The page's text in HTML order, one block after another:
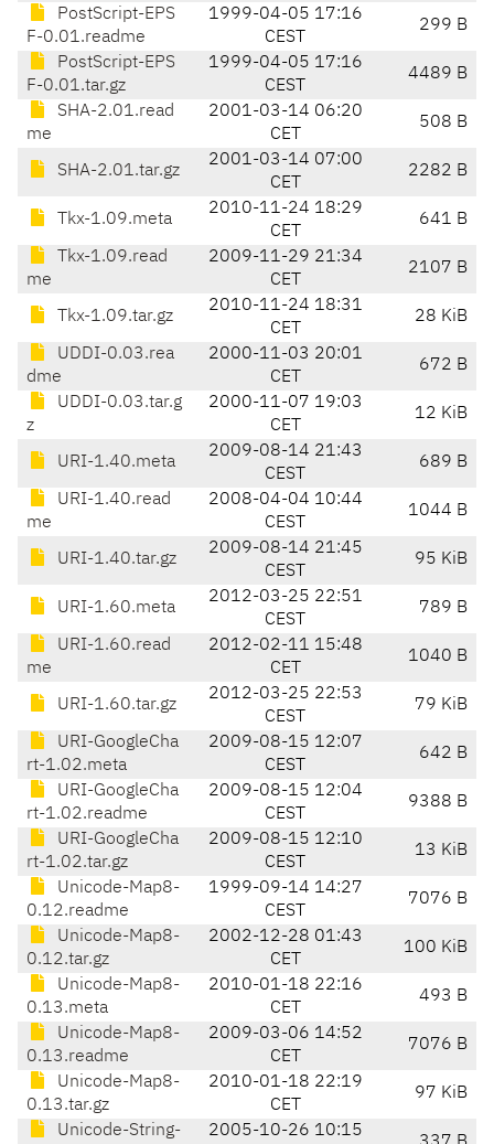
PostScript-EPS
F-0.01.readme
1999-04-05 17:16
CEST
299 B
PostScript-EPS
F-0.01.tar.gz
1999-04-05 17:16
CEST
4489 B
SHA-2.01.read
me
2001-03-14 06:20
CET
508 B
SHA-2.01.tar.gz
2001-03-14 07:00
CET
2282 B
Tkx-1.09.meta
2010-11-24 18:29
CET
641 B
Tkx-1.09.read
me
2009-11-29 21:34
CET
2107 B
Tkx-1.09.tar.gz
2010-11-24 18:31
CET
28 KiB
UDDI-0.03.rea
dme
2000-11-03 20:01
CET
672 B
UDDI-0.03.tar.g
z
2000-11-07 19:03
CET
12 KiB
URI-1.40.meta
2009-08-14 21:43
CEST
689 B
URI-1.40.read
me
2008-04-04 10:44
CEST
1044 B
URI-1.40.tar.gz
2009-08-14 21:45
CEST
95 KiB
URI-1.60.meta
2012-03-25 22:51
CEST
789 B
URI-1.60.read
me
2012-02-11 15:48
CET
1040 B
URI-1.60.tar.gz
2012-03-25 22:53
CEST
79 KiB
URI-GoogleCha
rt-1.02.meta
2009-08-15 12:07
CEST
642 B
URI-GoogleCha
rt-1.02.readme
2009-08-15 12:04
CEST
9388 B
URI-GoogleCha
rt-1.02.tar.gz
2009-08-15 12:10
CEST
13 KiB
Unicode-Map8-
0.12.readme
1999-09-14 14:27
CEST
7076 B
Unicode-Map8-
0.12.tar.gz
2002-12-28 01:43
CET
100 KiB
Unicode-Map8-
0.13.meta
2010-01-18 22:16
CET
493 B
Unicode-Map8-
0.13.readme
2009-03-06 14:52
CET
7076 B
Unicode-Map8-
0.13.tar.gz
2010-01-18 22:19
CET
97 KiB
Unicode-String-
2005-10-26 10:15